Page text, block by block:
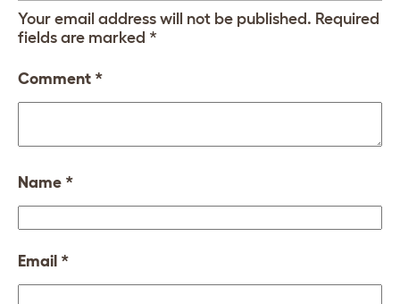
Your email address will not be published. Required
fields are marked *
Comment *
Name *
Email *